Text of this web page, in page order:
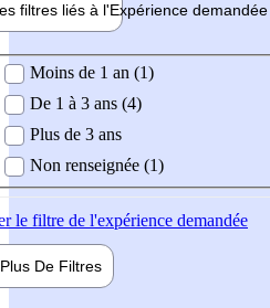
filtres liés à l'Expérience demandée
demandée
Moins de 1 an (1)
De 1 à 3 ans (4)
Plus de 3 ans
Non renseignée (1)
le filtre de l'expérience demandée
Plus De Filtres